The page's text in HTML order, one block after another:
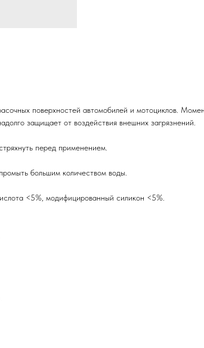
поверхностей автомобилей и мотоциклов.
защищает от воздействия внешних загрязнений.
перед применением.
большим количеством воды.
<5%, модифицированный силикон <5%.